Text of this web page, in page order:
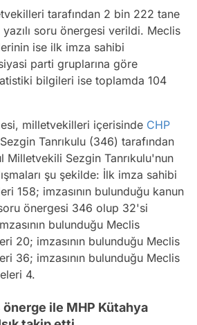
tarafından 2 bin 222 tane
yazılı soru önergesi verildi. Meclis
ise ilk imza sahibi
parti gruplarına göre
bilgileri ise toplamda 104
milletvekilleri içerisinde CHP
Tanrıkulu (346) tarafından
Milletvekili Sezgin Tanrıkulu'nun
şu şekilde: İlk imza sahibi
158; imzasının bulunduğu kanun
önergesi 346 olup 32'si
bulunduğu Meclis
20; imzasının bulunduğu Meclis
36; imzasının bulunduğu Meclis
4.
ile MHP Kütahya